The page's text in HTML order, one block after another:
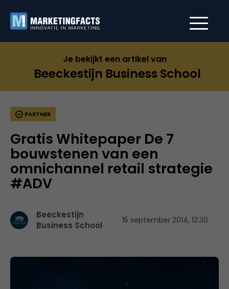
Je bekijkt een artikel van
Beeckestijn Business School
PARTNER
Gratis Whitepaper De 7
bouwstenen van een
omnichannel retail strategie
#ADV
Beeckestijn
Business School
15 september 2014, 12:30